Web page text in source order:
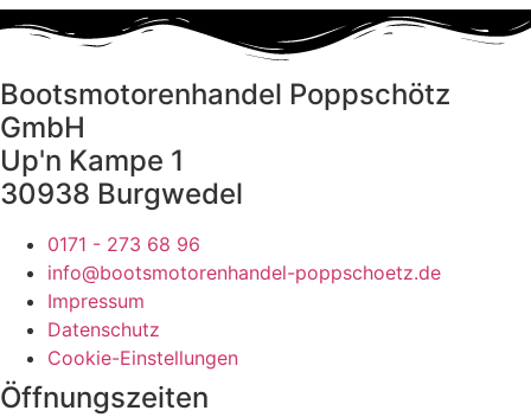
Bootsmotorenhandel Poppschötz
GmbH
Up'n Kampe 1
30938 Burgwedel
0171 - 273 68 96
info@bootsmotorenhandel-poppschoetz.de
Impressum
Datenschutz
Cookie-Einstellungen
Öffnungszeiten